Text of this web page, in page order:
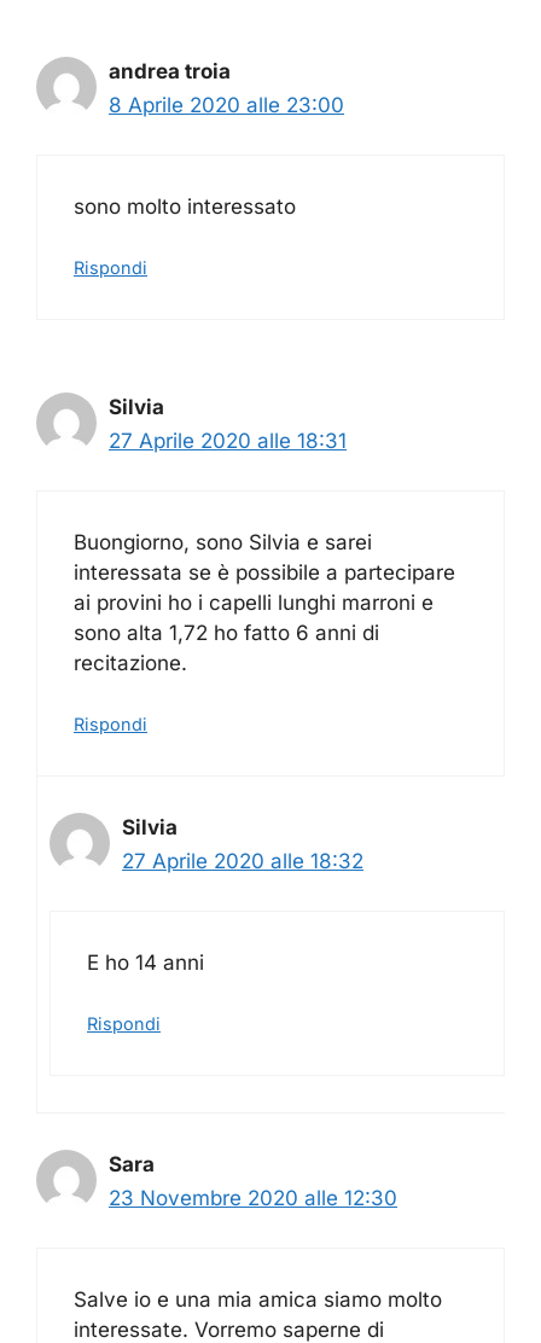
andrea troia
8 Aprile 2020 alle 23:00
sono molto interessato
Rispondi
Silvia
27 Aprile 2020 alle 18:31
Buongiorno, sono Silvia e sarei
interessata se è possibile a partecipare
ai provini ho i capelli lunghi marroni e
sono alta 1,72 ho fatto 6 anni di
recitazione.
Rispondi
Silvia
27 Aprile 2020 alle 18:32
E ho 14 anni
Rispondi
Sara
23 Novembre 2020 alle 12:30
Salve io e una mia amica siamo molto
interessate. Vorremo saperne di